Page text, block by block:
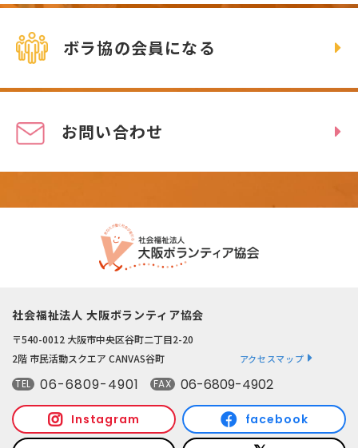
ボラ協の会員になる
お問い合わせ
社会福祉法人 大阪ボランティア協会
〒540-0012 大阪市中央区谷町二丁目2-20
2階 市民活動スクエア CANVAS谷町
アクセスマップ
TEL 06-6809-4901 FAX 06-6809-4902
Instagram facebook